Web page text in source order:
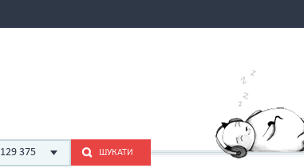
129 375 ШУКАТИ